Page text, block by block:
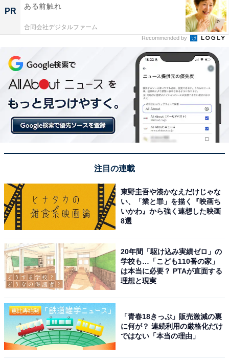
PR
ある前触れ
合同会社デジタルファーム
Recommended by
注目の連載
東野圭吾や湊かなえだけじゃな
い、「業と罪」を描く『映画ち
いかわ』から強く連想した映画
8選
20年間「駆け込み実績ゼロ」の
学校も…「こども110番の家」
は本当に必要？ PTAが直面する
理想と現実
「青春18きっぷ」販売激減の裏
に何が？ 連続利用の厳格化だけ
ではない「本当の理由」